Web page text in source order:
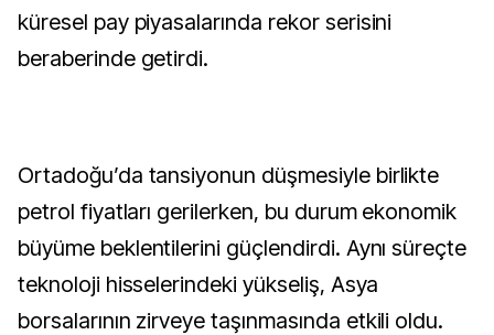
küresel pay piyasalarında rekor serisini
beraberinde getirdi.
Ortadoğu’da tansiyonun düşmesiyle birlikte
petrol fiyatları gerilerken, bu durum ekonomik
büyüme beklentilerini güçlendirdi. Aynı süreçte
teknoloji hisselerindeki yükseliş, Asya
borsalarının zirveye taşınmasında etkili oldu.